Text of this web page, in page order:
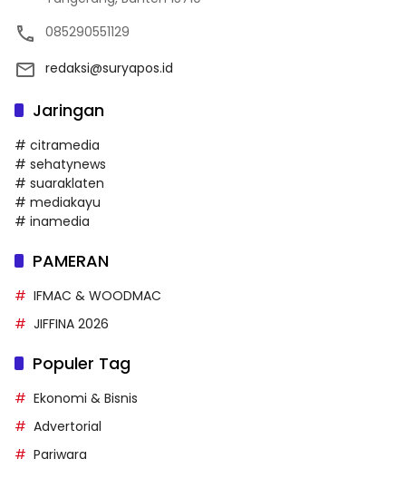
085290551129
redaksi@suryapos.id
Jaringan
# citramedia
# sehatynews
# suaraklaten
# mediakayu
# inamedia
PAMERAN
IFMAC & WOODMAC
JIFFINA 2026
Populer Tag
Ekonomi & Bisnis
Advertorial
Pariwara